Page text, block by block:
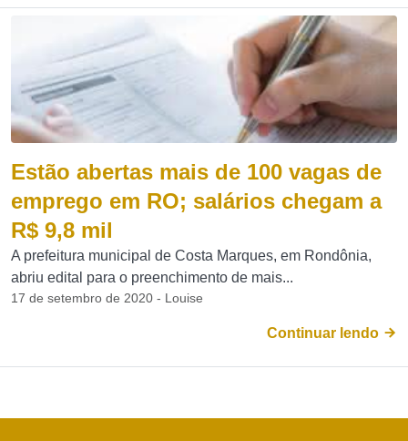
Estão abertas mais de 100 vagas de
emprego em RO; salários chegam a
R$ 9,8 mil
A prefeitura municipal de Costa Marques, em Rondônia,
abriu edital para o preenchimento de mais...
17 de setembro de 2020 - Louise
Continuar lendo